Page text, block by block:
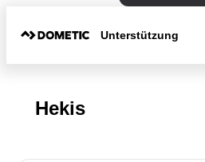
Unterstützung
Hekis